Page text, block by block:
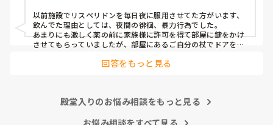
だけど対応をしっかりやれば、
夜間、全然寝てます。
不穏にもなりません。
高齢者って　副作用大丈夫なのか
以前施設でリスペリドンを毎日夜に服用させてた方がいます、
飲んでた理由としては、夜間の徘徊、暴力行為でした。
あまりにも激しく薬の前に家族様に許可を得て部屋に鍵をかけ
させてもらっていましたが、部屋にあるご自分の杖でドアを破
ず、朝のみになっていました）
回答をもっと見る
殿堂入りのお悩み相談をもっと見る
お悩み相談をすべて見る